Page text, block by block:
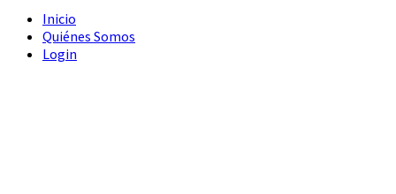
Inicio
Quiénes Somos
Login